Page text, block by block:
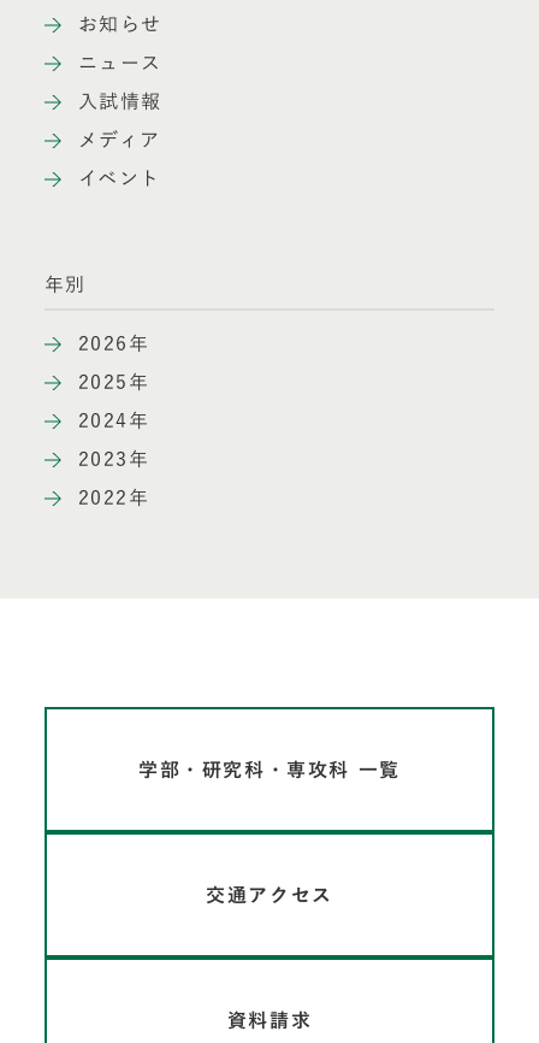
お知らせ
ニュース
入試情報
メディア
イベント
年別
2026年
2025年
2024年
2023年
2022年
学部・研究科・専攻科 一覧
交通アクセス
資料請求